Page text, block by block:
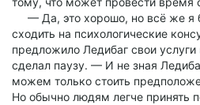
— Да, это хорошо, но всё же я
сходить на психологические
предложило Ледибаг свои
сделал паузу. — И не зная
можем только стоить
Но обычно людям легче принять